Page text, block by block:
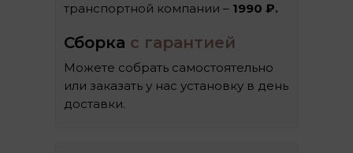
транспортной компании – 1990 ₽.
Сборка с гарантией
Можете собрать самостоятельно
или заказать у нас установку в день
доставки.